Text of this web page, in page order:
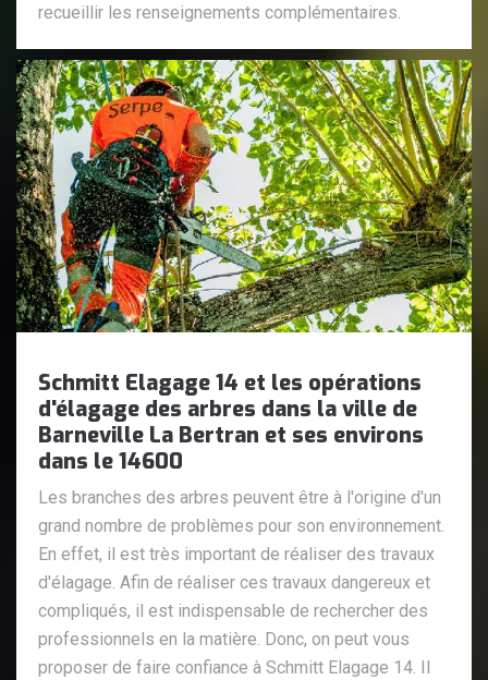
recueillir les renseignements complémentaires.
Schmitt Elagage 14 et les opérations
d'élagage des arbres dans la ville de
Barneville La Bertran et ses environs
dans le 14600
Les branches des arbres peuvent être à l'origine d'un
grand nombre de problèmes pour son environnement.
En effet, il est très important de réaliser des travaux
d'élagage. Afin de réaliser ces travaux dangereux et
compliqués, il est indispensable de rechercher des
professionnels en la matière. Donc, on peut vous
proposer de faire confiance à Schmitt Elagage 14. Il